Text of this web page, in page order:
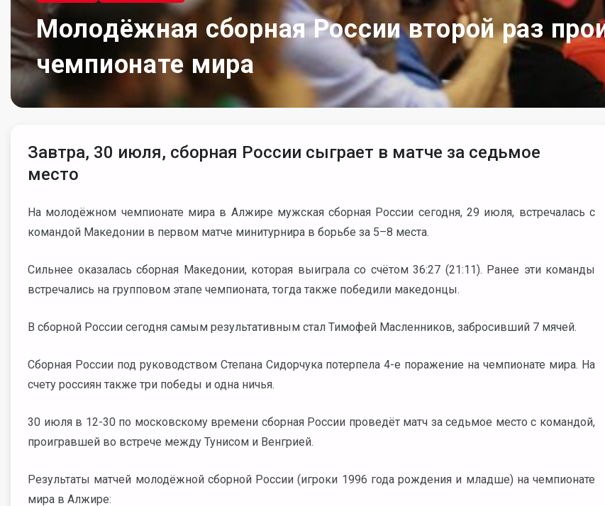
Молодёжная сборная России второй раз
чемпионате мира
Завтра, 30 июля, сборная России сыграет в матче за седьмое
место
На молодёжном чемпионате мира в Алжире мужская сборная России сегодня, 29 июля, встречалась с
командой Македонии в первом матче минитурнира в борьбе за 5–8 места.
Сильнее оказалась сборная Македонии, которая выиграла со счётом 36:27 (21:11). Ранее эти команды
встречались на групповом этапе чемпионата, тогда также победили македонцы.
В сборной России сегодня самым результативным стал Тимофей Масленников, забросивший 7 мячей.
Сборная России под руководством Степана Сидорчука потерпела 4-е поражение на чемпионате мира. На
счету россиян также три победы и одна ничья.
30 июля в 12-30 по московскому времени сборная России проведёт матч за седьмое место с командой,
проигравшей во встрече между Тунисом и Венгрией.
Результаты матчей молодёжной сборной России (игроки 1996 года рождения и младше) на чемпионате
мира в Алжире: